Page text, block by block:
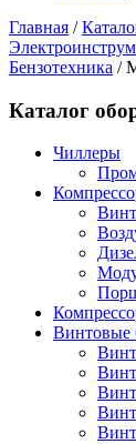
Главная /
Бензотехника /
Каталог
Чиллеры
Винтовые